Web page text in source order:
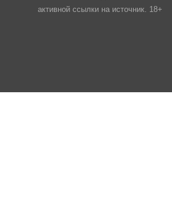
активной ссылки на источник. 18+